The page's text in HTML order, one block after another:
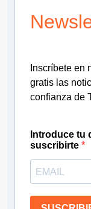
Inscríbete en
gratis las
confianza de
Introduce tu
suscribirte